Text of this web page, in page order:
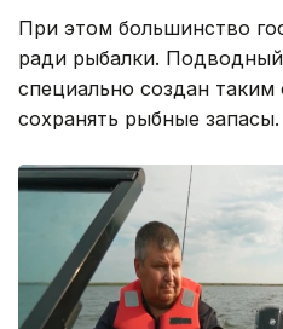
При этом большинство
ради рыбалки.
специально создан
сохранять рыбные запасы.